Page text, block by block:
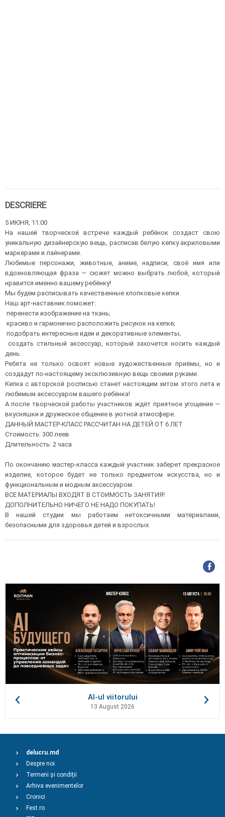
DESCRIERE
5 ИЮНЯ, 11:00
На нашей творческой встрече каждый ребёнок создаст свою
уникальную дизайнерскую вещь, расписав белую кепку акриловыми
маркерами и лайнерами.
Любимые персонажи, животные, аниме, надписи, своё имя или
вдохновляющая фраза — сюжет можно выбрать любой, который
нравится именно вашему ребёнку!
Мы будем расписывать качественные хлопковые кепки
Наш арт-наставник поможет:
перенести изображение на ткань;
красиво и гармонично расположить рисунок на кепке;
подобрать интересные идеи и декоративные элементы;
создать стильный аксессуар, который захочется носить каждый
день.
Ребята не только освоят новые художественные приёмы, но и
создадут по-настоящему эксклюзивную вещь своими руками.
Кепка с авторской росписью станет настоящим хитом этого лета и
любимым аксессуаром вашего ребёнка!
А после творческой работы участников ждёт приятное угощение —
вкусняшки и дружеское общение в уютной атмосфере.
ДАННЫЙ МАСТЕР-КЛАСС РАССЧИТАН НА ДЕТЕЙ ОТ 6 ЛЕТ
Стоимость: 300 леев
Длительность: 2 часа
По окончанию мастер-класса каждый участник заберет прекрасное
изделие, которое будет не только предметом искусства, но и
функциональным и модным аксессуаром.
ВСЕ МАТЕРИАЛЫ ВХОДЯТ В СТОИМОСТЬ ЗАНЯТИЯ!
ДОПОЛНИТЕЛЬНО НИЧЕГО НЕ НАДО ПОКУПАТЬ!
В нашей студии мы работаем нетоксичными материалами,
безопасными для здоровья детей и взрослых
AI-ul viitorului
13 August 2026
delucru.md
Despre noi
Termeni și condiții
Arhiva evenimentelor
Cronici
Fest.ro